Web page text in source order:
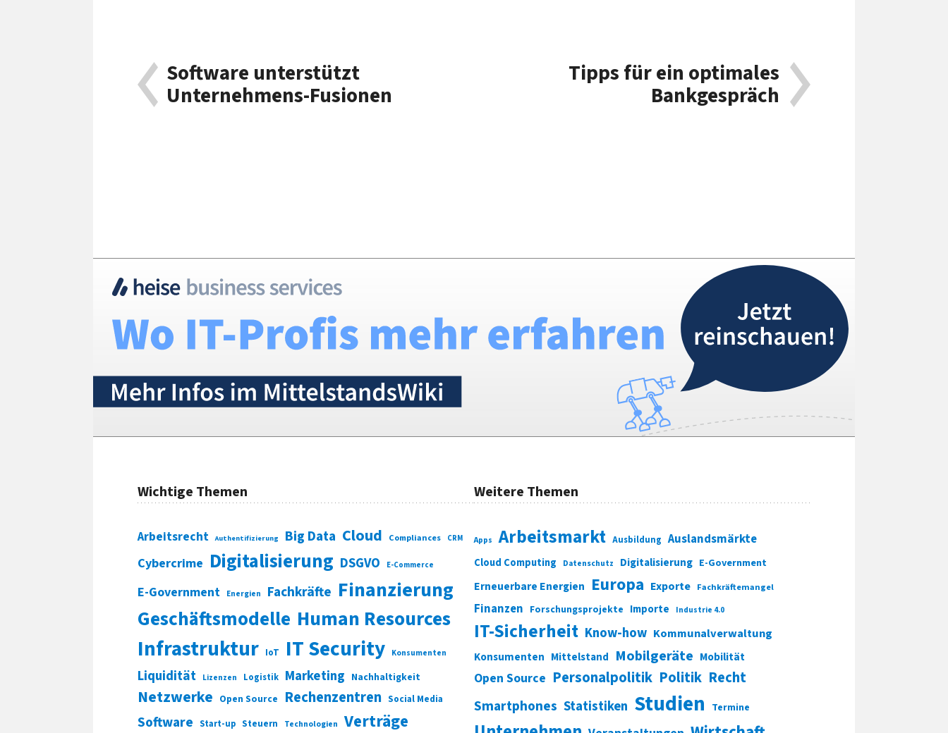
Software unterstützt
Unternehmens-Fusionen
Tipps für ein optimales
Bankgespräch
Wichtige Themen
Arbeitsrecht Authentifizierung Big Data Cloud Compliances CRM
Cybercrime Digitalisierung DSGVO E-Commerce
E-Government Energien Fachkräfte Finanzierung
Geschäftsmodelle Human Resources
Infrastruktur IoT IT Security Konsumenten
Liquidität Lizenzen Logistik Marketing Nachhaltigkeit
Netzwerke Open Source Rechenzentren Social Media
Software Start-up Steuern Technologien Verträge
Weitere Themen
Apps Arbeitsmarkt Ausbildung Auslandsmärkte
Cloud Computing Datenschutz Digitalisierung E-Government
Erneuerbare Energien Europa Exporte Fachkräftemangel
Finanzen Forschungsprojekte Importe Industrie 4.0
IT-Sicherheit Know-how Kommunalverwaltung
Konsumenten Mittelstand Mobilgeräte Mobilität
Open Source Personalpolitik Politik Recht
Smartphones Statistiken Studien Termine